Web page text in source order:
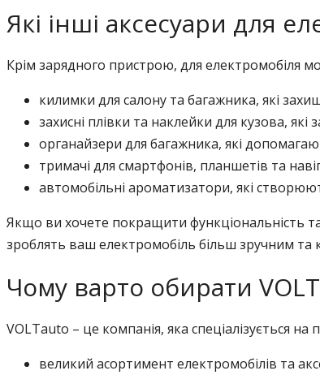
Які інші аксесуари для
Крім зарядного пристрою, для електромобіля
килимки для салону та багажника, які
захисні плівки та наклейки для кузова,
органайзери для багажника, які
тримачі для смартфонів, планшетів та
автомобільні ароматизатори, які
Якщо ви хочете покращити функціональність
зроблять ваш електромобіль більш зручним
Чому варто обирати
VOLTauto – це компанія, яка спеціалізується
великий асортимент електромобілів та